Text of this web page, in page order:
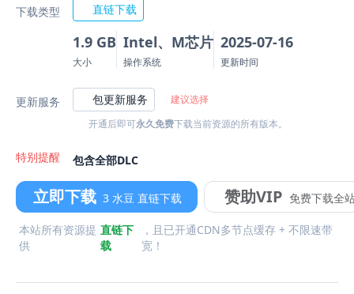
下载类型 直链下载
1.9 GB
大小
Intel、M芯片
操作系统
2025-07-16
更新时间
更新服务 包更新服务
建议选择
开通后即可永久免费下载当前资源的所有版本。
特别提醒 包含全部DLC
立即下载 3 水豆 直链下载 赞助VIP 免费下载全
本站所有资源提
供
直链下
载
，且已开通CDN多节点缓存 + 不限速带
宽！